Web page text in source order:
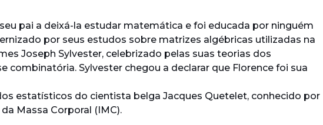
pai a deixá-la estudar matemática e foi educada por ninguém
por seus estudos sobre matrizes algébricas utilizadas na
Joseph Sylvester, celebrizado pelas suas teorias dos
combinatória. Sylvester chegou a declarar que Florence foi sua
estatísticos do cientista belga Jacques Quetelet, conhecido por
Massa Corporal (IMC).